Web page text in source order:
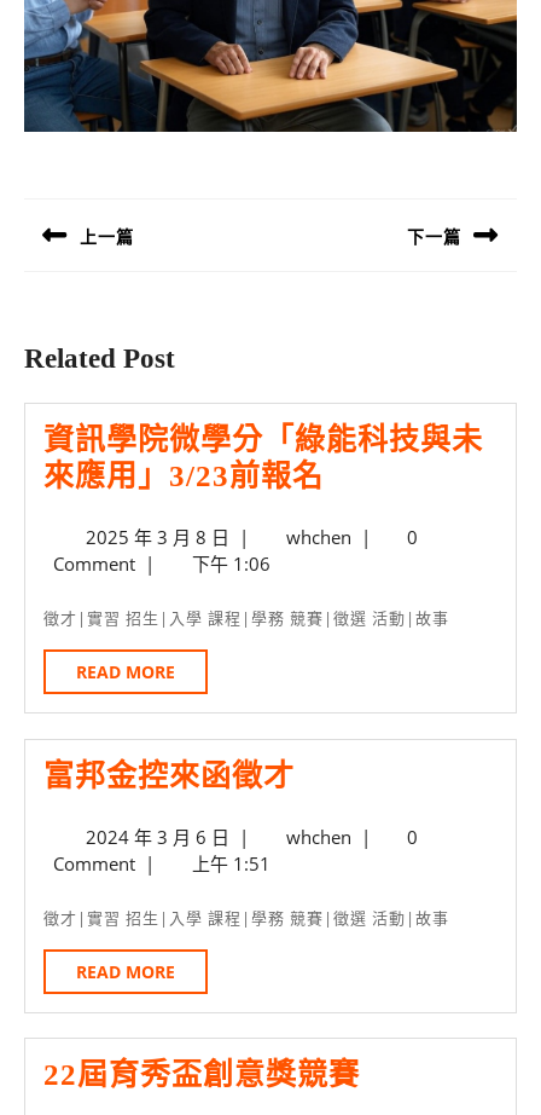
導
上一篇 下一篇
Related Post
資訊學院微學分「綠能科技與未
來應用」3/23前報名
學
微
技
未
用」
3/23
前
2025 年 3 月 8 日 2025
年
月
| whchenwhchen
|
0
Comment | 下午 1:06
徵才|實習 招生|入學 課程|學務 競賽|徵選 活動|故事
READ MORE
MORE
富邦金控來函徵才
金
來
2024 年 3 月 6 日 2024
年
月
| whchenwhchen
|
0
Comment | 上午 1:51
徵才|實習 招生|入學 課程|學務 競賽|徵選 活動|故事
READ MORE
MORE
22屆育秀盃創意獎競賽22